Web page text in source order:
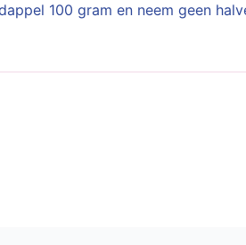
100 gram en neem geen